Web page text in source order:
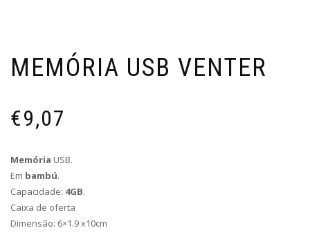
MEMÓRIA USB VENTER
€9,07
Memória USB.
Em bambú.
Capacidade: 4GB.
Caixa de oferta
Dimensão: 6×1.9 x10cm